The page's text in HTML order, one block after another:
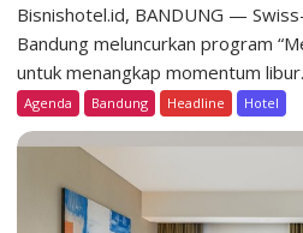
Bisnishotel.id, BANDUNG —
Bandung meluncurkan program
untuk menangkap momentum
Agenda Bandung Headline Hotel